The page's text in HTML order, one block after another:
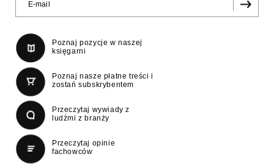
Poznaj pozycje w naszej
księgarni
Poznaj nasze płatne treści i
zostań subskrybentem
Przeczytaj wywiady z
ludźmi z branży
Przeczytaj opinie
fachowców